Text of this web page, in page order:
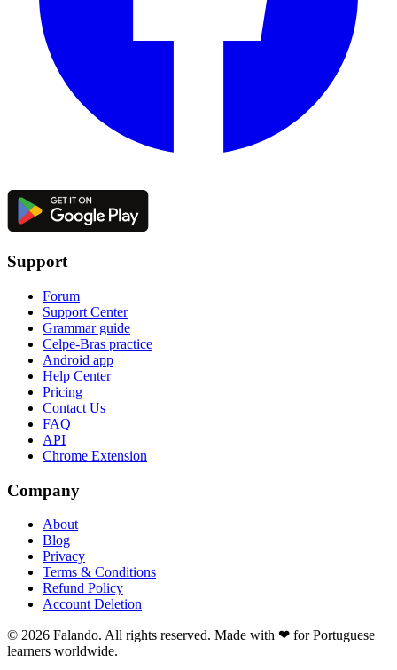
Support
Forum
Support Center
Grammar guide
Celpe-Bras practice
Android app
Help Center
Pricing
Contact Us
FAQ
API
Chrome Extension
Company
About
Blog
Privacy
Terms & Conditions
Refund Policy
Account Deletion
© 2026 Falando. All rights reserved. Made with ❤ for Portuguese
learners worldwide.